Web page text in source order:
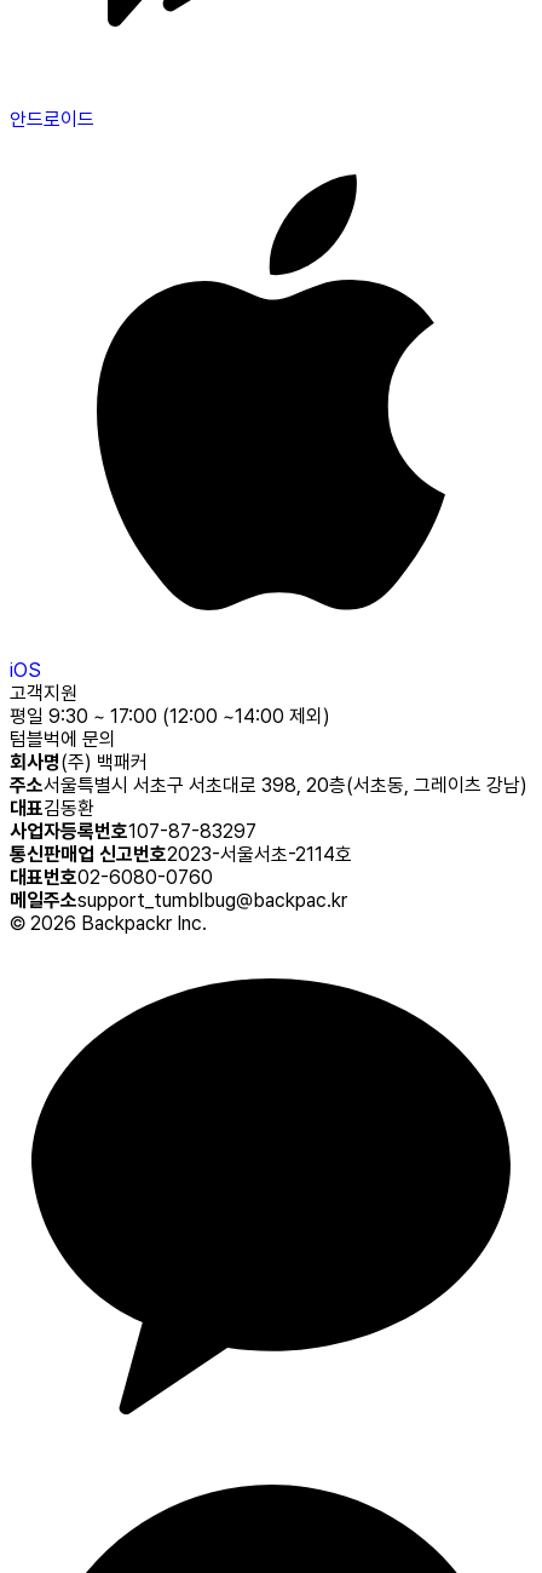
안드로이드
iOS
고객지원
평일 9:30 ~ 17:00 (12:00 ~14:00 제외)
텀블벅에 문의
회사명(주) 백패커
주소서울특별시 서초구 서초대로 398, 20층(서초동, 그레이츠 강남)
대표김동환
사업자등록번호107-87-83297
통신판매업 신고번호2023-서울서초-2114호
대표번호02-6080-0760
메일주소support_tumblbug@backpac.kr
© 2026 Backpackr Inc.